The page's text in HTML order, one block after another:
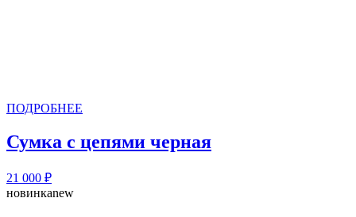
ПОДРОБНЕЕ
Сумка с цепями черная
21 000 ₽
новинкаnew